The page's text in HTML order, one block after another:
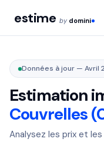
estime by domini
Données à jour — Avril
Estimation
Couvrelles
Analysez les prix et